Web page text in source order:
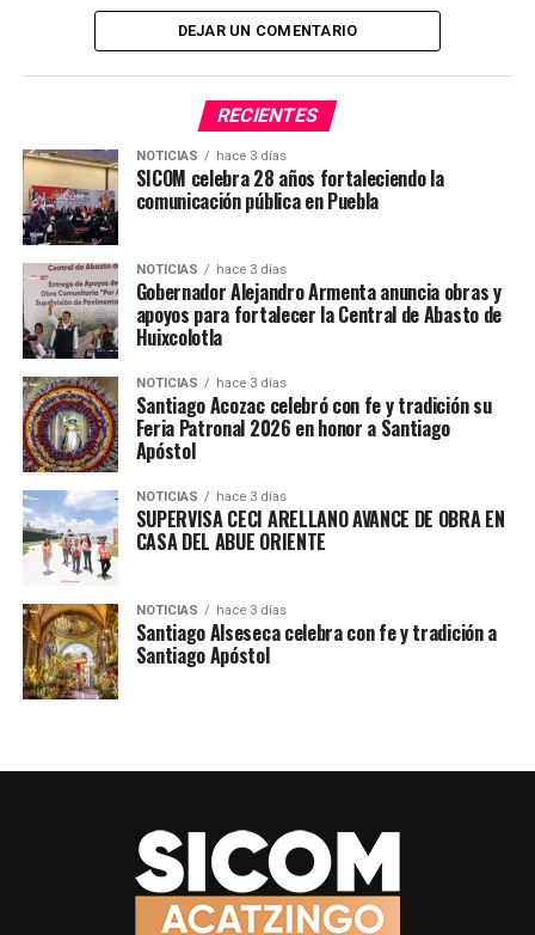
En el evento participaron autoridades municipales,
representantes del Gobierno Estatal y habitantes
beneficiados, quienes reconocieron la importancia de
este proyecto para mejorar la calidad de vida de las
familias de Cuapiaxtla de Madero.
Obras que transforman comunidades y llevan bienestar
a donde más se necesita.
#PorAmorAPuebla #ObraComunitaria
#CuapiaxtlaDeMadero #AlejandroArmenta
#AguaPotable
TEMAS RELACIONADOS ACATZINGO
CUAPIAXTLA
SICOMACATZINGO
SIGUE CON
Se realizó la Caravana de Apertura de la 22ª Feria
Agroartesanal de la Pitaya y Pitahaya
NO TE PIERDAS
Inició Obra Comunitaria en camino sacacosechas de Los
Paredones
DEJAR UN COMENTARIO
RECIENTES
NOTICIAS hace 3 días
SICOM celebra 28 años fortaleciendo la
comunicación pública en Puebla
NOTICIAS hace 3 días
Gobernador Alejandro Armenta anuncia obras y
apoyos para fortalecer la Central de Abasto de
Huixcolotla
NOTICIAS hace 3 días
Santiago Acozac celebró con fe y tradición su
Feria Patronal 2026 en honor a Santiago
Apóstol
NOTICIAS hace 3 días
SUPERVISA CECI ARELLANO AVANCE DE OBRA EN
CASA DEL ABUE ORIENTE
NOTICIAS hace 3 días
Santiago Alseseca celebra con fe y tradición a
Santiago Apóstol